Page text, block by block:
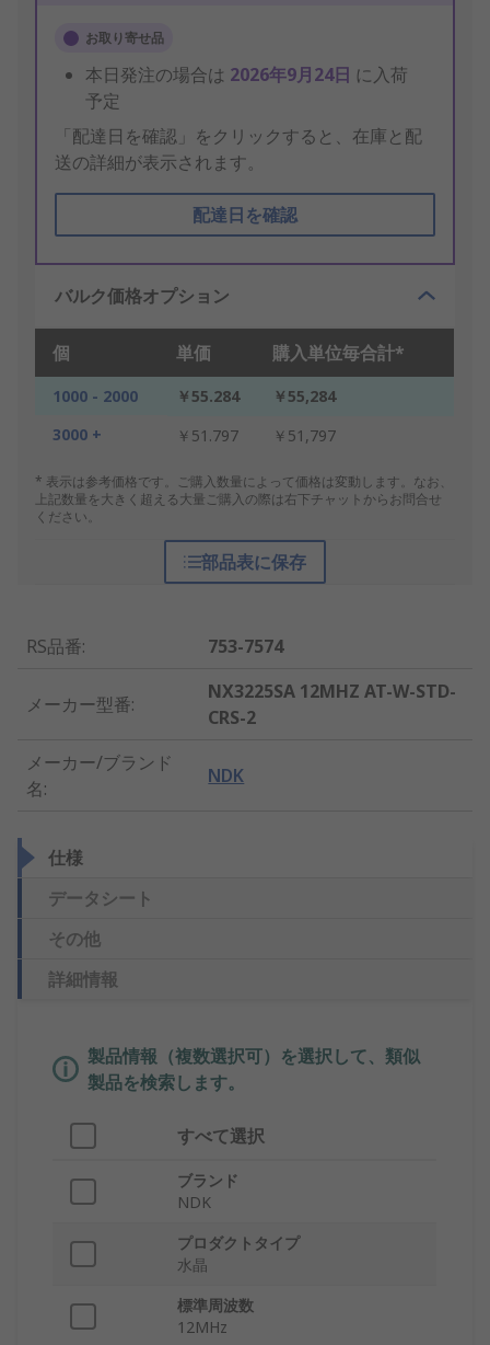
お取り寄せ品
本日発注の場合は 2026年9月24日 に入荷
予定
「配達日を確認」をクリックすると、在庫と配
送の詳細が表示されます。
配達日を確認
バルク価格オプション
個 単価 購入単位毎合計*
1000 - 2000 ￥55.284
￥55,284
3000 +
￥51.797 ￥51,797
* 表示は参考価格です。ご購入数量によって価格は変動します。なお、
上記数量を大きく超える大量ご購入の際は右下チャットからお問合せ
ください。
部品表に保存
RS品番: 753-7574
メーカー型番:
NX3225SA 12MHZ AT-W-STD-
CRS-2
メーカー/ブランド
名:
NDK
仕様
データシート
その他
詳細情報
製品情報（複数選択可）を選択して、類似
製品を検索します。
すべて選択
ブランド
NDK
プロダクトタイプ
水晶
標準周波数
12MHz